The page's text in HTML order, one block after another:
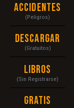
Accidentes
(Peligros)
Descargar
(Gratuitos)
Libros
(Sin Registrarse)
Gratis